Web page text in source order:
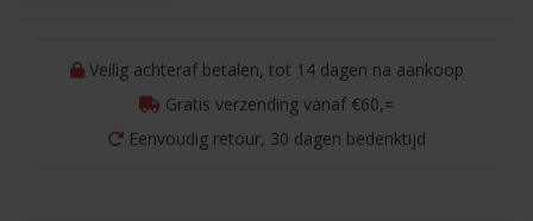
Veilig achteraf betalen, tot 14 dagen na aankoop
Gratis verzending vanaf €60,=
Eenvoudig retour, 30 dagen bedenktijd